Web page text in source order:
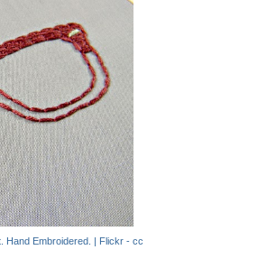
Hand Embroidered. | Flickr - cc